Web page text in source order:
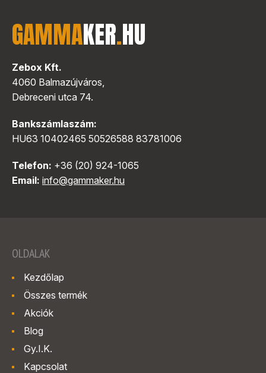
GAMMAKER.HU
Zebox Kft.
4060 Balmazújváros,
Debreceni utca 74.
Bankszámlaszám:
HU63 10402465 50526588 83781006
Telefon: +36 (20) 924-1065
Email: info@gammaker.hu
OLDALAK
Kezdőlap
Összes termék
Akciók
Blog
Gy.I.K.
Kapcsolat